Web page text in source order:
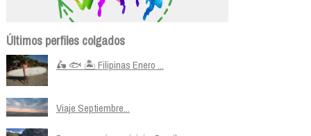
Últimos perfiles colgados
🛵 🐟 🏝️ Filipinas Enero ...
Viaje Septiembre...